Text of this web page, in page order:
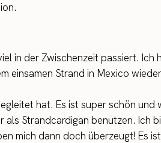
in der Zwischenzeit passiert.
einsamen Strand in Mexico
hat. Es ist super schön und
Strandcardigan benutzen. Ich
mich dann doch überzeugt! Es